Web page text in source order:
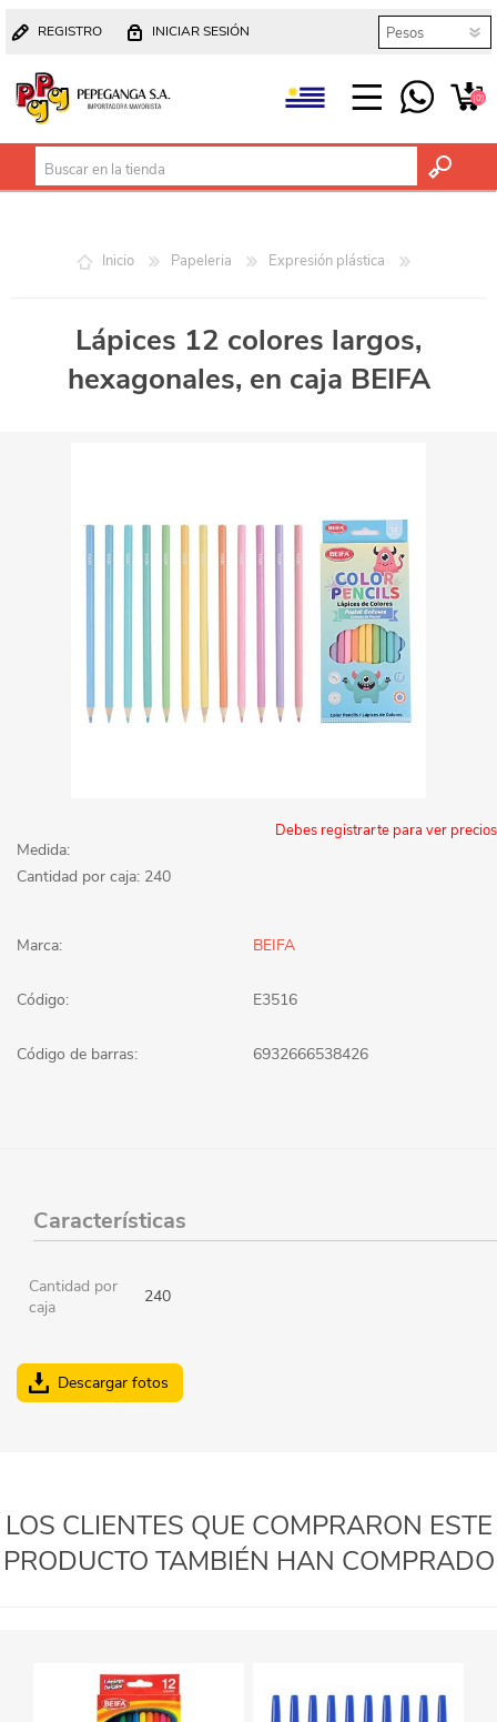
REGISTRO INICIAR SESIÓN
(0)
Inicio Papeleria Expresión plástica
Lápices 12 colores largos,
hexagonales, en caja BEIFA
Debes registrarte para ver precios
Medida:
Cantidad por caja: 240
Marca: BEIFA
Código: E3516
Código de barras: 6932666538426
Características
Cantidad por
caja
240
Descargar fotos
LOS CLIENTES QUE COMPRARON ESTE
PRODUCTO TAMBIÉN HAN COMPRADO